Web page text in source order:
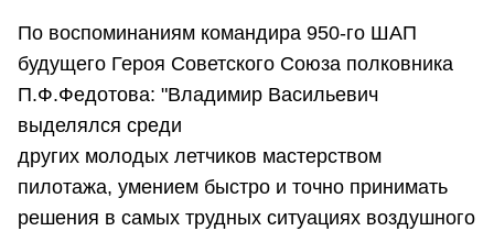
По воспоминаниям командира 950-го ШАП
будущего Героя Советского Союза полковника
П.Ф.Федотова: "Владимир Васильевич
выделялся среди
других молодых летчиков мастерством
пилотажа, умением быстро и точно принимать
решения в самых трудных ситуациях воздушного